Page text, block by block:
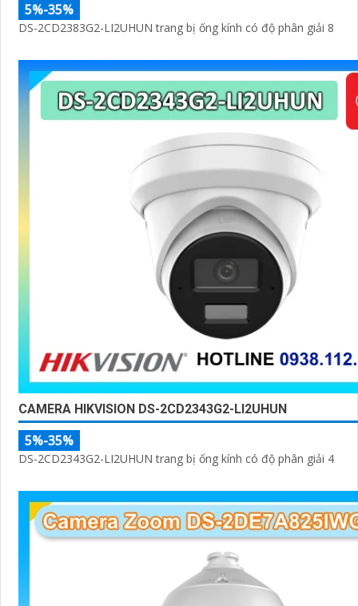
5%-35%
DS-2CD2383G2-LI2UHUN trang bị ống kính có độ phân giải 8
CAMERA HIKVISION DS-2CD2343G2-LI2UHUN
5%-35%
DS-2CD2343G2-LI2UHUN trang bị ống kính có độ phân giải 4